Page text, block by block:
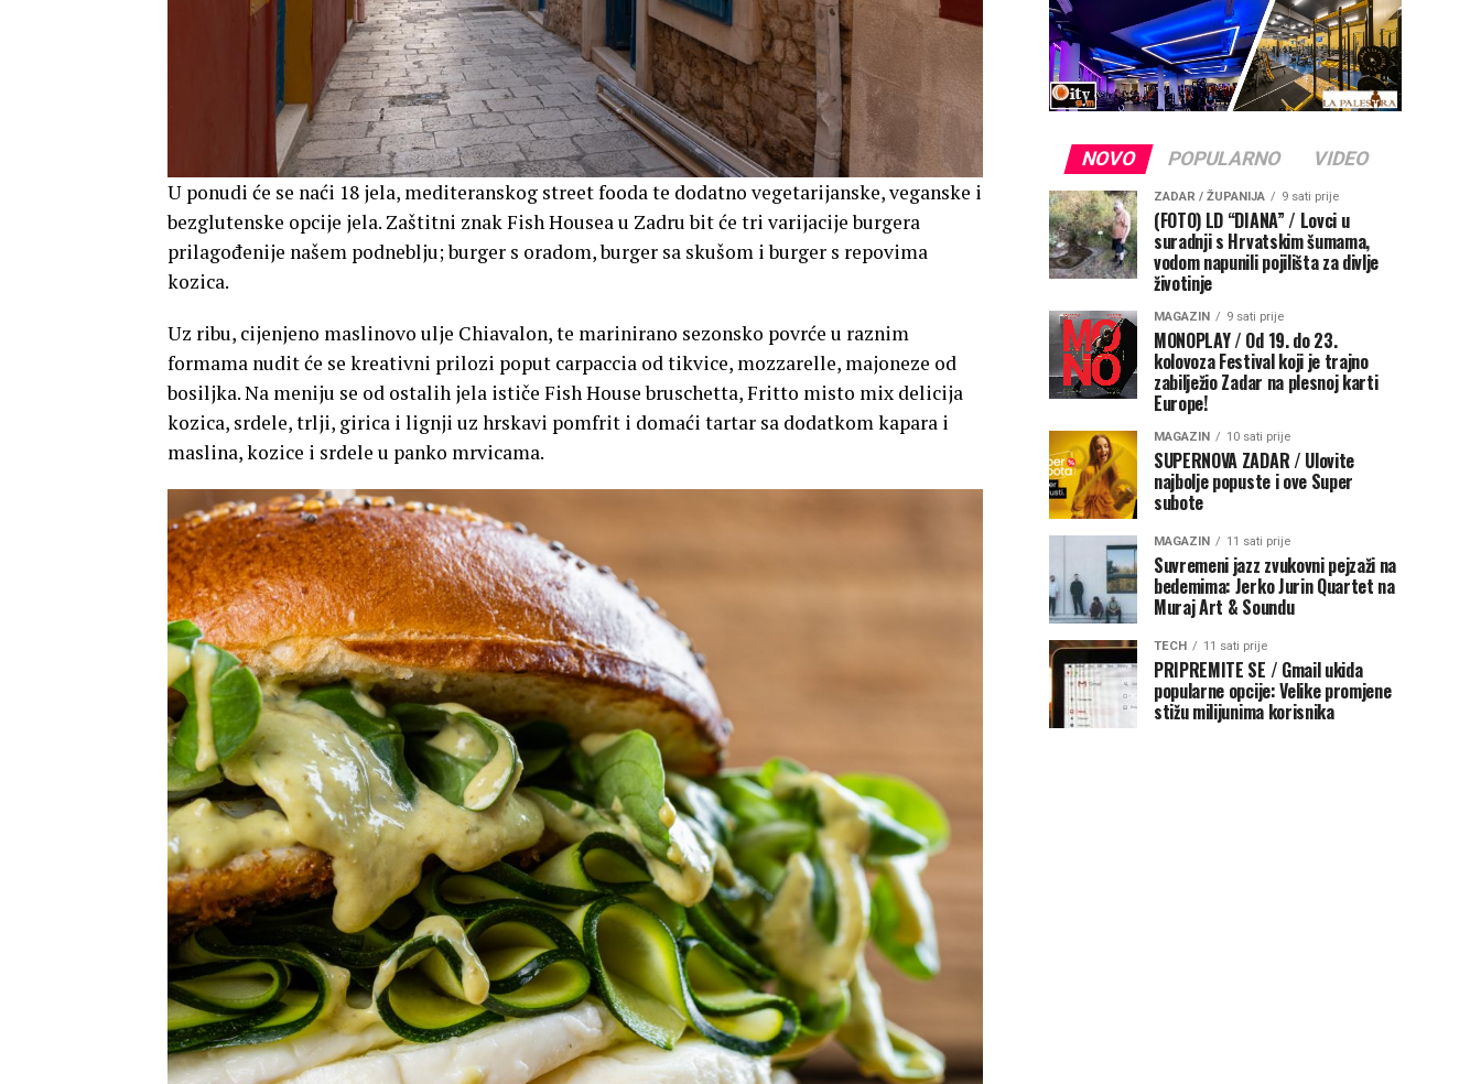
U ponudi će se naći 18 jela, mediteranskog street fooda te dodatno vegetarijanske, veganske i
bezglutenske opcije jela. Zaštitni znak Fish Housea u Zadru bit će tri varijacije burgera
prilagođenije našem podneblju; burger s oradom, burger sa skušom i burger s repovima
kozica.
Uz ribu, cijenjeno maslinovo ulje Chiavalon, te marinirano sezonsko povrće u raznim
formama nudit će se kreativni prilozi poput carpaccia od tikvice, mozzarelle, majoneze od
bosiljka. Na meniju se od ostalih jela ističe Fish House bruschetta, Fritto misto mix delicija
kozica, srdele, trlji, girica i lignji uz hrskavi pomfrit i domaći tartar sa dodatkom kapara i
maslina, kozice i srdele u panko mrvicama.
NOVO POPULARNO VIDEO
ZADAR / ŽUPANIJA 9 sati prije
(FOTO) LD “DIANA” / Lovci u
suradnji s Hrvatskim šumama,
vodom napunili pojilišta za divlje
životinje
MAGAZIN 9 sati prije
MONOPLAY / Od 19. do 23.
kolovoza Festival koji je trajno
zabilježio Zadar na plesnoj karti
Europe!
MAGAZIN 10 sati prije
SUPERNOVA ZADAR / Ulovite
najbolje popuste i ove Super
subote
MAGAZIN 11 sati prije
Suvremeni jazz zvukovni pejzaži na
bedemima: Jerko Jurin Quartet na
Muraj Art & Soundu
TECH 11 sati prije
PRIPREMITE SE / Gmail ukida
popularne opcije: Velike promjene
stižu milijunima korisnika